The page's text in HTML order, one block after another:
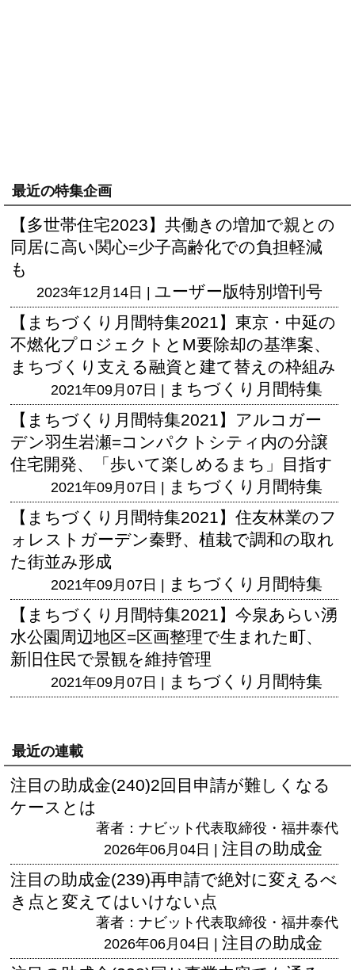
最近の特集企画
【多世帯住宅2023】共働きの増加で親との
同居に高い関心=少子高齢化での負担軽減
も
2023年12月14日 | ユーザー版特別増刊号
【まちづくり月間特集2021】東京・中延の
不燃化プロジェクトとM要除却の基準案、
まちづくり支える融資と建て替えの枠組み
2021年09月07日 | まちづくり月間特集
【まちづくり月間特集2021】アルコガー
デン羽生岩瀬=コンパクトシティ内の分譲
住宅開発、「歩いて楽しめるまち」目指す
2021年09月07日 | まちづくり月間特集
【まちづくり月間特集2021】住友林業のフ
ォレストガーデン秦野、植栽で調和の取れ
た街並み形成
2021年09月07日 | まちづくり月間特集
【まちづくり月間特集2021】今泉あらい湧
水公園周辺地区=区画整理で生まれた町、
新旧住民で景観を維持管理
2021年09月07日 | まちづくり月間特集
最近の連載
注目の助成金(240)2回目申請が難しくなる
ケースとは
著者：ナビット代表取締役・福井泰代
2026年06月04日 | 注目の助成金
注目の助成金(239)再申請で絶対に変えるべ
き点と変えてはいけない点
著者：ナビット代表取締役・福井泰代
2026年06月04日 | 注目の助成金